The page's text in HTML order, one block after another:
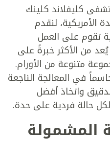
كليفلاند كلينك
الأمريكية، لنقدم
تقوم على العمل
من الأكثر خبرةً على
متنوعة من الأورام.
في المعالجة الناجعة
واتخاذ أفضل
لكل حالة فردية على حدة.
المشمولة